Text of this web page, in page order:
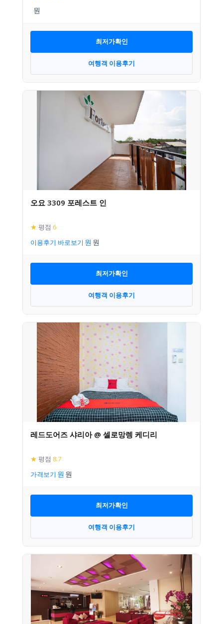
최저가확인
여행객 이용후기
오요 3309 포레스트 인
★ 평점 6
이용후기 바로보기
최저가확인
여행객 이용후기
레드도어즈 샤리아 @ 셀로망렝 케디리
★ 평점 8.7
가격보기
최저가확인
여행객 이용후기